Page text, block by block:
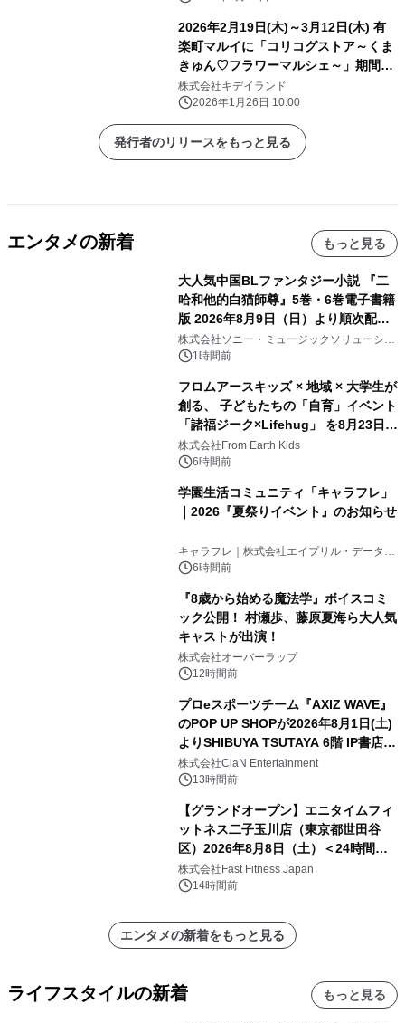
2026年2月19日(木)～3月12日(木) 有
楽町マルイに「コリコグストア～くま
きゅん♡フラワーマルシェ～」期間限
定オープン！！
株式会社キデイランド
2026年1月26日 10:00
発行者のリリースをもっと見る
エンタメの新着 もっと見る
大人気中国BLファンタジー小説 『二
哈和他的白猫師尊』5巻・6巻電子書籍
版 2026年8月9日（日）より順次配信
開始
株式会社ソニー・ミュージックソリューショ
ンズ1時間前
フロムアースキッズ × 地域 × 大学生が
創る、 子どもたちの「自育」イベント
「諸福ジーク×Lifehug」 を8月23日
(日)開催
株式会社From Earth Kids
6時間前
学園生活コミュニティ「キャラフレ」
｜2026『夏祭りイベント』のお知らせ
キャラフレ｜株式会社エイプリル・データ・
デザインズ
6時間前
『8歳から始める魔法学』ボイスコミ
ック公開！ 村瀬歩、藤原夏海ら大人気
キャストが出演！
株式会社オーバーラップ
12時間前
プロeスポーツチーム『AXIZ WAVE』
のPOP UP SHOPが2026年8月1日(土)
よりSHIBUYA TSUTAYA 6階 IP書店で
開催決定！！
株式会社ClaN Entertainment
13時間前
【グランドオープン】エニタイムフィ
ットネス二子玉川店（東京都世田谷
区）2026年8月8日（土）＜24時間年
中無休のフィットネスジム＞
株式会社Fast Fitness Japan
14時間前
エンタメの新着をもっと見る
ライフスタイルの新着 もっと見る